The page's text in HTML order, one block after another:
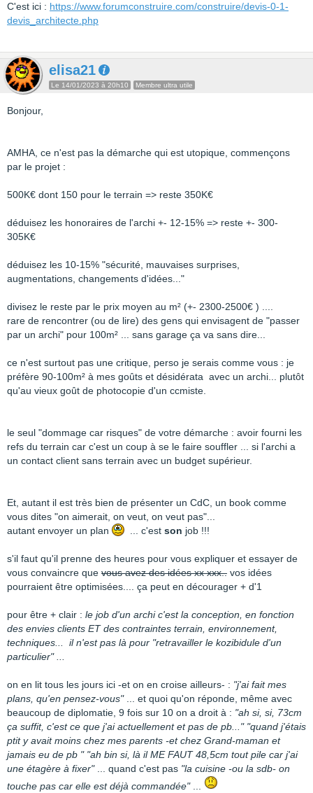
C'est ici : https://www.forumconstruire.com/construire/devis-0-1-
devis_architecte.php
elisa21
Le 14/01/2023 à 20h10 Membre ultra utile
Bonjour,
AMHA, ce n'est pas la démarche qui est utopique, commençons
par le projet :
500K€ dont 150 pour le terrain => reste 350K€
déduisez les honoraires de l'archi +- 12-15% => reste +- 300-
305K€
déduisez les 10-15% "sécurité, mauvaises surprises,
augmentations, changements d'idées..."
divisez le reste par le prix moyen au m² (+- 2300-2500€ ) ....
rare de rencontrer (ou de lire) des gens qui envisagent de "passer
par un archi" pour 100m² ... sans garage ça va sans dire...
ce n'est surtout pas une critique, perso je serais comme vous : je
préfère 90-100m² à mes goûts et désidérata avec un archi... plutôt
qu'au vieux goût de photocopie d'un ccmiste.
le seul "dommage car risques" de votre démarche : avoir fourni les
refs du terrain car c'est un coup à se le faire souffler ... si l'archi a
un contact client sans terrain avec un budget supérieur.
Et, autant il est très bien de présenter un CdC, un book comme
vous dites "on aimerait, on veut, on veut pas"...
autant envoyer un plan
... c'est son job !!!
s'il faut qu'il prenne des heures pour vous expliquer et essayer de
vous convaincre que vous avez des idées xx xxx.. vos idées
pourraient être optimisées.... ça peut en décourager + d'1
pour être + clair : le job d'un archi c'est la conception, en fonction
des envies clients ET des contraintes terrain, environnement,
techniques... il n'est pas là pour "retravailler le kozibidule d'un
particulier" ...
on en lit tous les jours ici -et on en croise ailleurs- : "j'ai fait mes
plans, qu'en pensez-vous"... et quoi qu'on réponde, même avec
beaucoup de diplomatie, 9 fois sur 10 on a droit à : "ah si, si, 73cm
ça suffit, c'est ce que j'ai actuellement et pas de pb..." "quand j'étais
ptit y avait moins chez mes parents -et chez Grand-maman et
jamais eu de pb " "ah bin si, là il ME FAUT 48,5cm tout pile car j'ai
une étagère à fixer"... quand c'est pas "la cuisine -ou la sdb- on
touche pas car elle est déjà commandée"...